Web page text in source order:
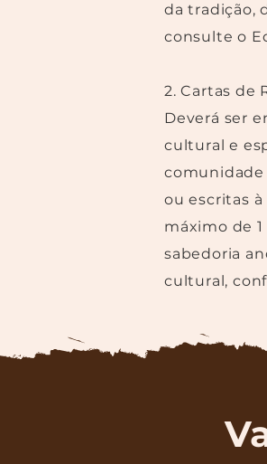
da tradição,
consulte o
2. Cartas de
Deverá ser
cultural e
comunidade
ou escritas
máximo de
sabedoria
cultural,